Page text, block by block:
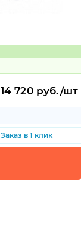
Код:
902035
14 720 руб./шт
Заказ в 1 клик